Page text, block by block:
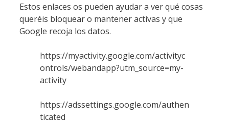
Estos enlaces os pueden ayudar a ver qué cosas
queréis bloquear o mantener activas y que
Google recoja los datos.
https://myactivity.google.com/activityc
ontrols/webandapp?utm_source=my-
activity
https://adssettings.google.com/authen
ticated